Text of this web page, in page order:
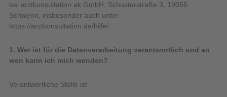
bei arztkonsultation ak GmbH, Schusterstraße 3, 19055
Schwerin, insbesonder auch unter
https://arztkonsultation.de/hilfe/.
1. Wer ist für die Datenverarbeitung verantwortlich und an
wen kann ich mich wenden?
Verantwortliche Stelle ist